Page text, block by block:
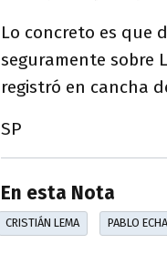
Lo concreto es que
seguramente sobre
registró en cancha
SP
En esta Nota
CRISTIÁN LEMA PABLO